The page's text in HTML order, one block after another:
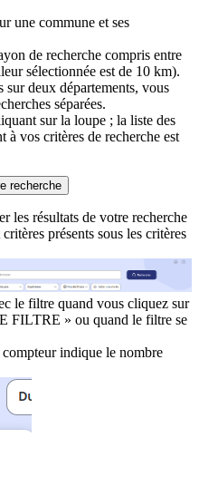
une commune et ses
de recherche compris entre
sélectionnée est de 10 km).
sur deux départements, vous
séparées.
sur la loupe ; la liste des
à vos critères de recherche est
recherche
les résultats de votre recherche
présents sous les critères
le filtre quand vous cliquez sur
FILTRE » ou quand le filtre se
indique le nombre